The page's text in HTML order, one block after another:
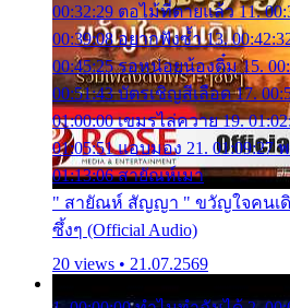
00:32:29 ตอไม้ที่ตายแล้ว 11.
00:39:08 อยากฟังซ้ำ 13.
00:45:25 รอหน่อยน้องติ๋ม 15.
00:51:43 บัตรเชิญสีเลือด 17.
01:00:00 เขมรไล่ควาย 19.
01:05:51 แอบมอง 21. 01:09:27
01:13:06 สายัณห์เมา
" สายัณห์ สัญญา " ขวัญใจคนเดิ
ซึ้งๆ (Official Audio)
20 views • 21.07.2569